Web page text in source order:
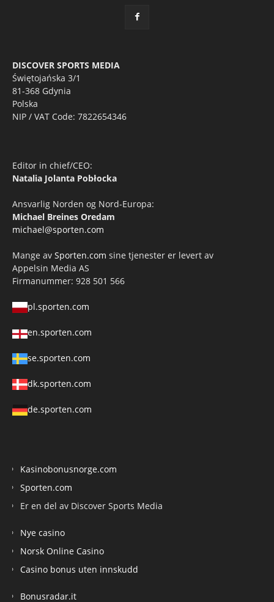
DISCOVER SPORTS MEDIA
Świętojańska 3/1
81-368 Gdynia
Polska
NIP / VAT Code: 7822654346
Editor in chief/CEO:
Natalia Jolanta Pobłocka
Ansvarlig Norden og Nord-Europa:
Michael Breines Oredam
michael@sporten.com
Mange av Sporten.com sine tjenester er levert av
Appelsin Media AS
Firmanummer: 928 501 566
pl.sporten.com
en.sporten.com
se.sporten.com
dk.sporten.com
de.sporten.com
Kasinobonusnorge.com
Sporten.com
Er en del av Discover Sports Media
Nye casino
Norsk Online Casino
Casino bonus uten innskudd
Bonusradar.it